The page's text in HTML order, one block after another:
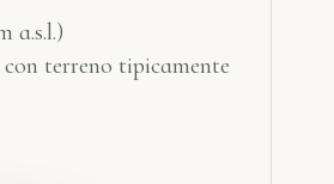
a.s.l.)
con terreno tipicamente